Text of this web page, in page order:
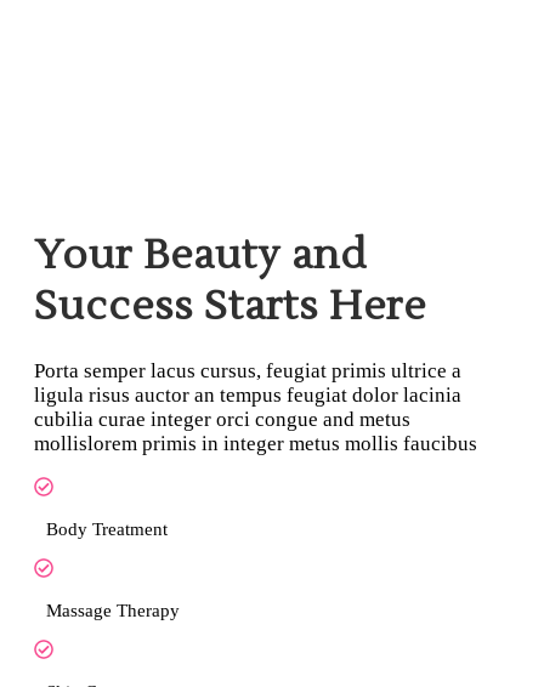
Your Beauty and
Success Starts Here
Porta semper lacus cursus, feugiat primis ultrice a
ligula risus auctor an tempus feugiat dolor lacinia
cubilia curae integer orci congue and metus
mollislorem primis in integer metus mollis faucibus
Body Treatment
Massage Therapy